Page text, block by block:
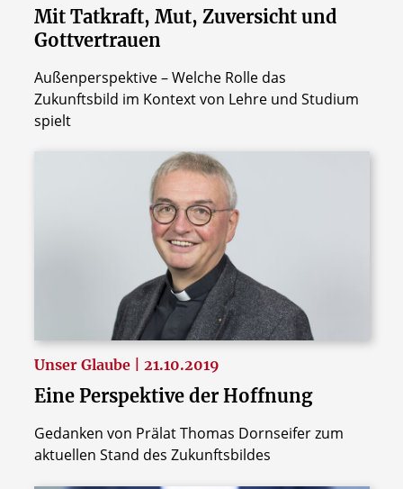
Mit Tatkraft, Mut, Zuversicht und
Gottvertrauen
Außenperspektive – Welche Rolle das
Zukunftsbild im Kontext von Lehre und Studium
spielt
Unser Glaube | 21.10.2019
Eine Perspektive der Hoffnung
Gedanken von Prälat Thomas Dornseifer zum
aktuellen Stand des Zukunftsbildes